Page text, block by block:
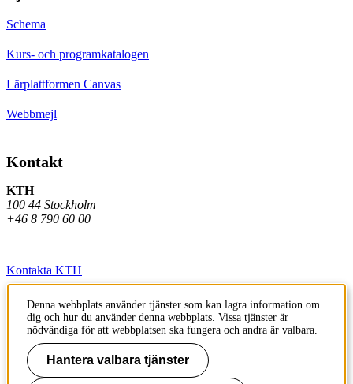
Schema
Kurs- och programkatalogen
Lärplattformen Canvas
Webbmejl
Kontakt
KTH
100 44 Stockholm
+46 8 790 60 00
Kontakta KTH
Jobba på KTH
Press och media
Faktura och betalning KTH
Denna webbplats använder tjänster som kan lagra information om
dig och hur du använder denna webbplats. Vissa tjänster är
nödvändiga för att webbplatsen ska fungera och andra är valbara.
Hantera valbara tjänster